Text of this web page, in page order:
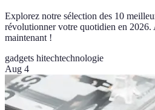
Explorez notre sélection des 10
révolutionner votre quotidien en 2026.
maintenant !
gadgets hitechtechnologie
Aug 4